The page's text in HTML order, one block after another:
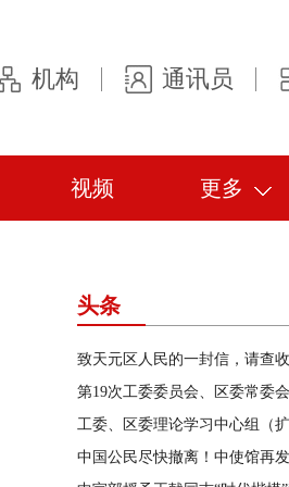
机构 通讯员
视频 更多
头条
致天元区人民的一封信，请查收
第19次工委委员会、区委常委
中国公民尽快撤离！中使馆再